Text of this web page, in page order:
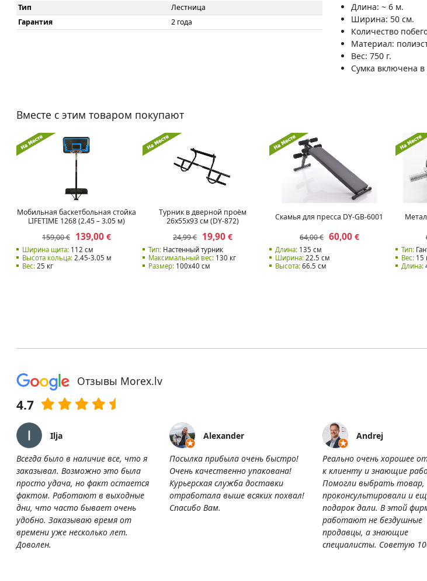
Тип
Лестница
Гарантия
2 года
Длина: ~ 6 м.
Ширина: 50 см.
Количество
Материал:
Вес: 750 г.
Сумка включена в
Вместе с этим товаром покупают
Мобильная баскетбольная стойка
LIFETIME 1268 (2.45 – 3.05 м)
159,00 €
139,00€
Ширина щита:112 см
Высота кольца:2.45-3.05 м
Вес:25 кг
Турник в дверной проём
26x55x93 см (DY-872)
24,99 € 19,90 €
Тип: Настенный турник
Максимальный вес: 130 кг
Размер: 100x40 см
Скамья для пресса DY-GB-6001
64,00 € 60,00€
Длина:135 см
Ширина:22.5 см
Высота:66.5 см
Тип:
Вес: 15
Длина:
Отзывы Morex.lv
4.7
Ilja
Всегда было в наличие все, что я
заказывал. Возможно это была
просто удача, но факт остается
фактом. Работают в выходные
дни, что часто бывает очень
удобно. Заказываю время от
времени уже несколько лет.
Доволен.
Alexander
Посылка прибыла очень быстро!
Очень качественно упакована!
Курьерская служба доставки
отработала выше всяких похвал!
Спасибо Вам.
Andrej
Реально очень хорошее
к клиенту и знающие
Помогли выбрать товар,
проконсультировали и
подарок дали. В этой
работают не бездушные
продавцы, а знающие
специалисты. Советую